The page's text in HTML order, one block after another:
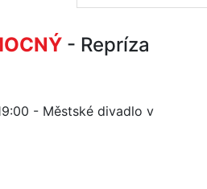
- Repríza
- Městské divadlo v